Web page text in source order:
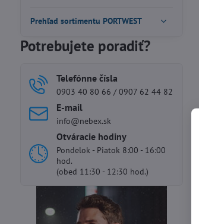
Prehľad sortimentu PORTWEST
Potrebujete poradiť?
Telefónne čísla
0903 40 80 66 / 0907 62 44 82
E-mail
info@nebex.sk
Otváracie hodiny
Pondelok - Piatok 8:00 - 16:00
hod.
(obed 11:30 - 12:30 hod.)